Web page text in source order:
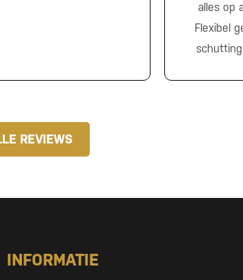
alles op
Flexibel
REVIEWS
INFORMATIE